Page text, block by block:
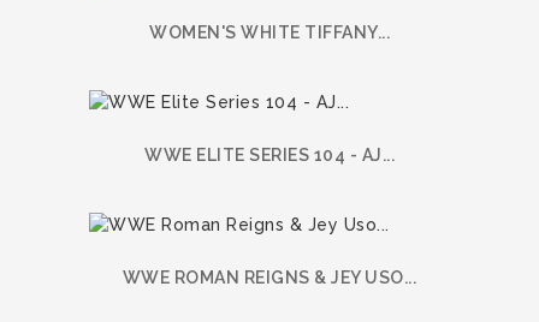
WOMEN'S WHITE TIFFANY...
WWE ELITE SERIES 104 - AJ...
WWE ROMAN REIGNS & JEY USO...